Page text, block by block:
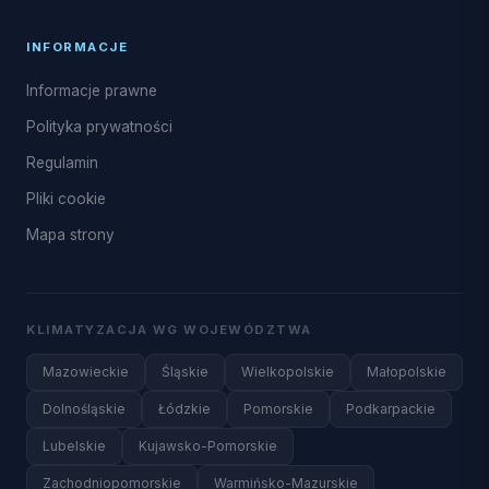
INFORMACJE
Informacje prawne
Polityka prywatności
Regulamin
Pliki cookie
Mapa strony
KLIMATYZACJA WG WOJEWÓDZTWA
Mazowieckie Śląskie Wielkopolskie Małopolskie
Dolnośląskie Łódzkie Pomorskie Podkarpackie
Lubelskie Kujawsko-Pomorskie
Zachodniopomorskie Warmińsko-Mazurskie